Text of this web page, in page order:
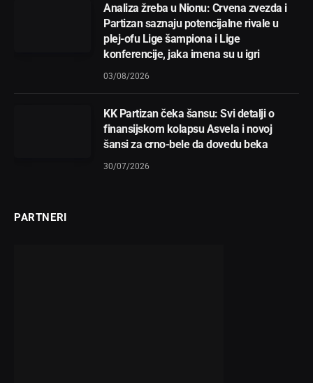
Analiza žreba u Nionu: Crvena zvezda i
Partizan saznaju potencijalne rivale u
plej-ofu Lige šampiona i Lige
konferencije, jaka imena su u igri
03/08/2026
KK Partizan čeka šansu: Svi detalji o
finansijskom kolapsu Asvela i novoj
šansi za crno-bele da dovedu beka
30/07/2026
PARTNERI